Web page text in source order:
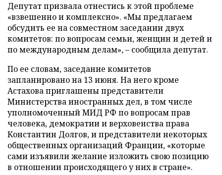
Депутат призвала отнестись к этой проблеме
«взвешенно и комплексно». «Мы предлагаем
обсудить ее на совместном заседании двух
комитетов: по вопросам семьи, женщин и детей и
по международным делам», – сообщила депутат.
По ее словам, заседание комитетов
запланировано на 13 июня. На него кроме
Астахова приглашены представители
Министерства иностранных дел, в том числе
уполномоченный МИД РФ по вопросам прав
человека, демократии и верховенства права
Константин Долгов, и представители некоторых
общественных организаций Франции, «которые
сами изъявили желание изложить свою позицию
в отношении происходящего у них в стране».